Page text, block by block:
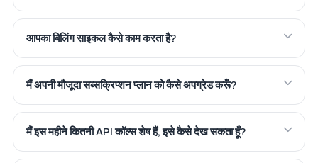
आपका बिलिंग साइकल कैसे काम करता है?
मैं अपनी मौजूदा सब्सक्रिप्शन प्लान को कैसे अपग्रेड करूँ?
मैं इस महीने कितनी API कॉल्स शेष हैं, इसे कैसे देख सकता हूँ?